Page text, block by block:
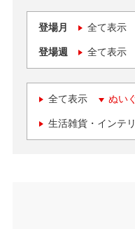
登場月 全て表示
登場週 全て表示
全て表示 ぬい
生活雑貨・インテ